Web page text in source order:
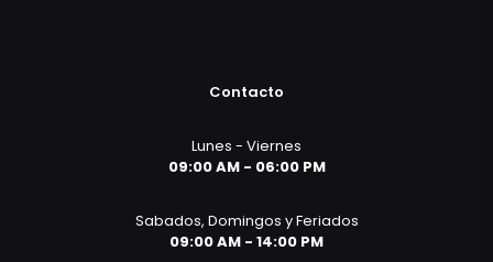
Contacto
Lunes - Viernes
09:00 AM - 06:00 PM
Sabados, Domingos y Feriados
09:00 AM - 14:00 PM